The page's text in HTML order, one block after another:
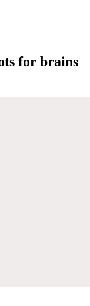
for brains